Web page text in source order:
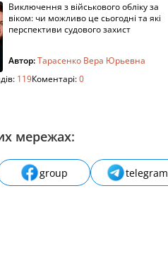
Виключення з військового обліку за
віком: чи можливо це сьогодні та які
перспективи судового захист
Автор:Тарасенко Вера Юрьевна
119Коментарі:0
мережах:
group telegram